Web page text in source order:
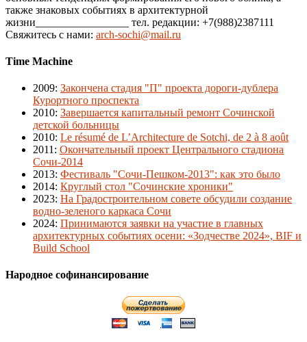
также знаковых событиях в архитектурной
жизни_________________ тел. редакции: +7(988)2387111
Свяжитесь с нами: arch-sochi@mail.ru
Time Machine
2009: Закончена стадия "П" проекта дороги-дублера
Курортного проспекта
2010: Завершается капитальный ремонт Сочинской
детской больницы
2010: Le résumé de L’Architecture de Sotchi, de 2 à 8 août
2011 : Окончательный проект Центрального стадиона
Сочи-2014
2013: Фестиваль "Сочи-Пешком-2013": как это было
2014: Круглый стол "Сочинские хроники"
2023: На Градостроительном совете обсудили создание
водно-зеленого каркаса Сочи
2024: Принимаются заявки на участие в главных
архитектурных событиях осени: «Зодчестве 2024», BIF и
Build School
Народное софинансирование